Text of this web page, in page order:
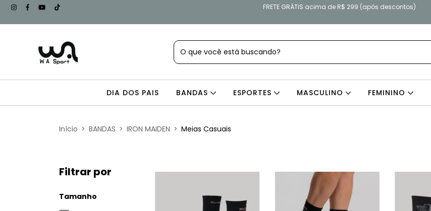
FRETE GRÁTIS acima de R$ 299 (após descontos)
DIA DOS PAIS BANDAS ESPORTES MASCULINO FEMININO
Início > BANDAS > IRON MAIDEN > Meias Casuais
Filtrar por
Tamanho